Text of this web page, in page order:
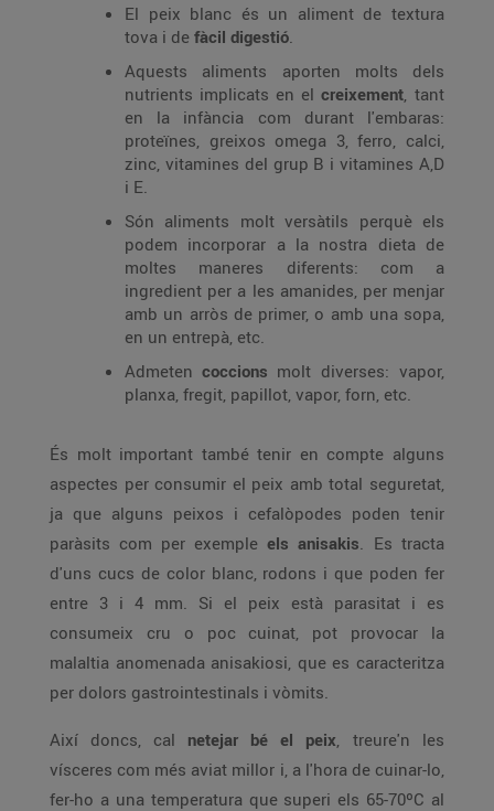
El peix blanc és un aliment de textura
tova i de fàcil digestió.
Aquests aliments aporten molts dels
nutrients implicats en el creixement, tant
en la infància com durant l'embaras:
proteïnes, greixos omega 3, ferro, calci,
zinc, vitamines del grup B i vitamines A,D
i E.
Són aliments molt versàtils perquè els
podem incorporar a la nostra dieta de
moltes maneres diferents: com a
ingredient per a les amanides, per menjar
amb un arròs de primer, o amb una sopa,
en un entrepà, etc.
Admeten coccions molt diverses: vapor,
planxa, fregit, papillot, vapor, forn, etc.
És molt important també tenir en compte alguns
aspectes per consumir el peix amb total seguretat,
ja que alguns peixos i cefalòpodes poden tenir
paràsits com per exemple els anisakis. Es tracta
d'uns cucs de color blanc, rodons i que poden fer
entre 3 i 4 mm. Si el peix està parasitat i es
consumeix cru o poc cuinat, pot provocar la
malaltia anomenada anisakiosi, que es caracteritza
per dolors gastrointestinals i vòmits.
Així doncs, cal netejar bé el peix, treure'n les
vísceres com més aviat millor i, a l'hora de cuinar-lo,
fer-ho a una temperatura que superi els 65-70ºC al